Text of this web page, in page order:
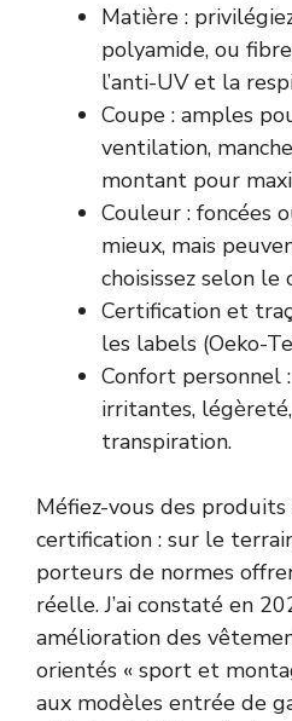
Matière :
polyamide, ou
l’anti-UV et la
Coupe : amples
ventilation,
montant pour
Couleur : foncées
mieux, mais
choisissez selon le
Certification et
les labels (Oeko-
Confort personnel
irritantes,
transpiration.
Méfiez-vous des produits
certification : sur le
porteurs de normes
réelle. J’ai constaté en
amélioration des
orientés « sport et
aux modèles entrée de